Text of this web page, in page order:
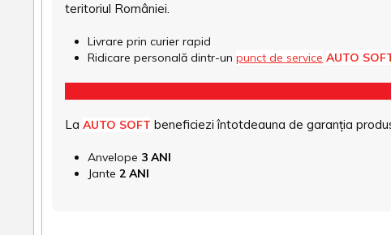
teritoriul României.
Livrare prin curier rapid
Ridicare personală dintr-un punct de service AUTO
La AUTO SOFT beneficiezi întotdeauna de garanția
Anvelope 3 ANI
Jante 2 ANI